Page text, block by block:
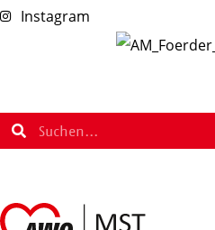
Instagram